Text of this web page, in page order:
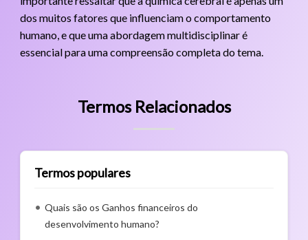
dos muitos fatores que influenciam o comportamento
humano, e que uma abordagem multidisciplinar é
essencial para uma compreensão completa do tema.
Termos Relacionados
Termos populares
Quais são os Ganhos financeiros do
desenvolvimento humano?